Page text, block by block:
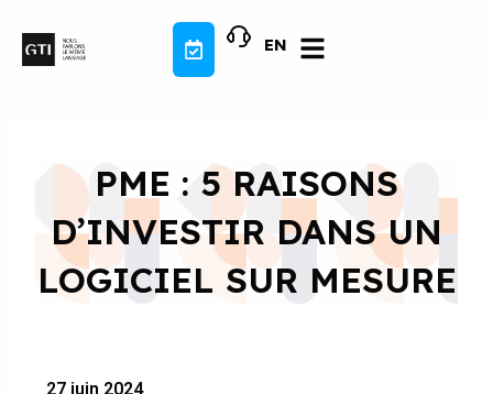
contenu
EN
PME : 5 RAISONS
D’INVESTIR DANS UN
LOGICIEL SUR MESURE
27 juin 2024